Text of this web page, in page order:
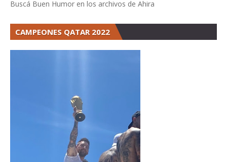
Buscá Buen Humor en los archivos de Ahira
CAMPEONES QATAR 2022